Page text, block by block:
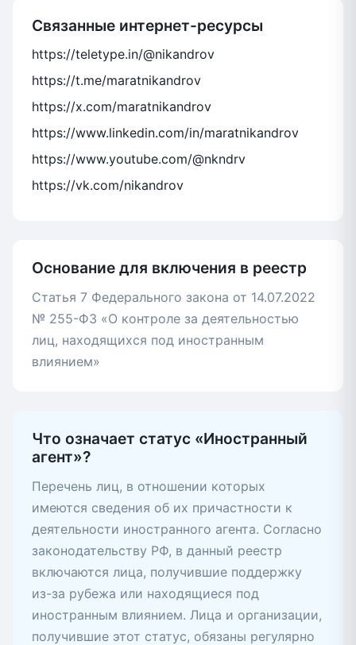
Связанные интернет-ресурсы
https://teletype.in/@nikandrov
https://t.me/maratnikandrov
https://x.com/maratnikandrov
https://www.linkedin.com/in/maratnikandrov
https://www.youtube.com/@nkndrv
https://vk.com/nikandrov
Основание для включения в реестр
Статья 7 Федерального закона от 14.07.2022
№ 255-ФЗ «О контроле за деятельностью
лиц, находящихся под иностранным
влиянием»
Что означает статус «Иностранный
агент»?
Перечень лиц, в отношении которых
имеются сведения об их причастности к
деятельности иностранного агента. Согласно
законодательству РФ, в данный реестр
включаются лица, получившие поддержку
из-за рубежа или находящиеся под
иностранным влиянием. Лица и организации,
получившие этот статус, обязаны регулярно